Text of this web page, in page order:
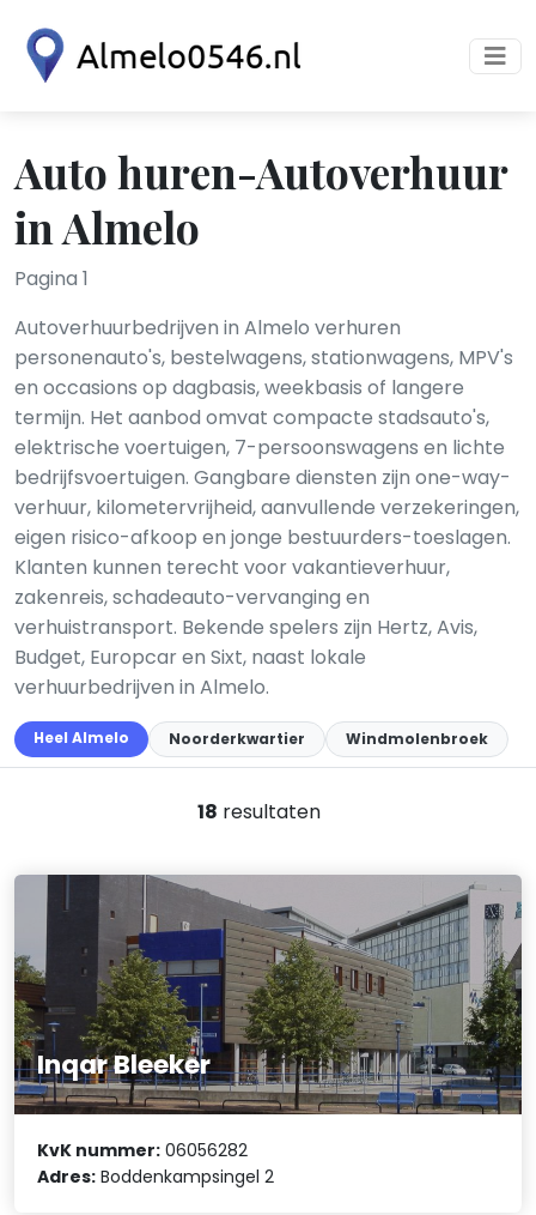
Auto huren-Autoverhuur
in Almelo
Pagina 1
Autoverhuurbedrijven in Almelo verhuren
personenauto's, bestelwagens, stationwagens, MPV's
en occasions op dagbasis, weekbasis of langere
termijn. Het aanbod omvat compacte stadsauto's,
elektrische voertuigen, 7-persoonswagens en lichte
bedrijfsvoertuigen. Gangbare diensten zijn one-way-
verhuur, kilometervrijheid, aanvullende verzekeringen,
eigen risico-afkoop en jonge bestuurders-toeslagen.
Klanten kunnen terecht voor vakantieverhuur,
zakenreis, schadeauto-vervanging en
verhuistransport. Bekende spelers zijn Hertz, Avis,
Budget, Europcar en Sixt, naast lokale
verhuurbedrijven in Almelo.
Heel Almelo Noorderkwartier Windmolenbroek
18 resultaten
Inqar Bleeker
KvK nummer: 06056282
Adres: Boddenkampsingel 2